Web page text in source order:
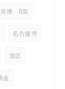
支援 B型
名古屋市
港区
金